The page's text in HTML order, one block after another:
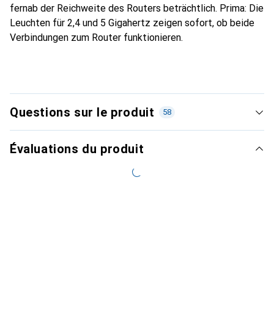
fernab der Reichweite des Routers beträchtlich. Prima: Die
Leuchten für 2,4 und 5 Gigahertz zeigen sofort, ob beide
Verbindungen zum Router funktionieren.
Questions sur le produit 58
Évaluations du produit